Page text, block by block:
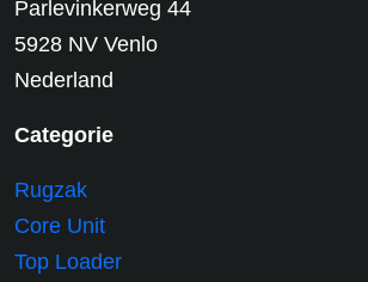
Parlevinkerweg 44
5928 NV Venlo
Nederland
Categorie
Rugzak
Core Unit
Top Loader